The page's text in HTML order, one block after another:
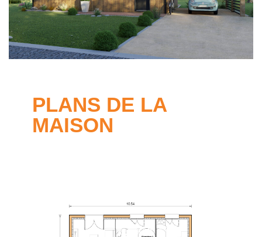
PLANS DE LA
MAISON